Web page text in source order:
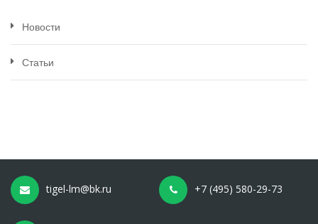
Новости
Статьи
tigel-lm@bk.ru +7 (495) 580-29-73